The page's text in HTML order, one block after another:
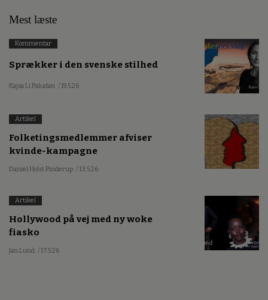
Mest læste
Kommentar
Sprækker i den svenske stilhed
Kajsa Li Paludan / 19.5.26
Artikel
Folketingsmedlemmer afviser
kvinde-kampagne
Daniel Holst Pinderup / 13.5.26
Artikel
Hollywood på vej med ny woke
fiasko
Jan Lund / 17.5.26